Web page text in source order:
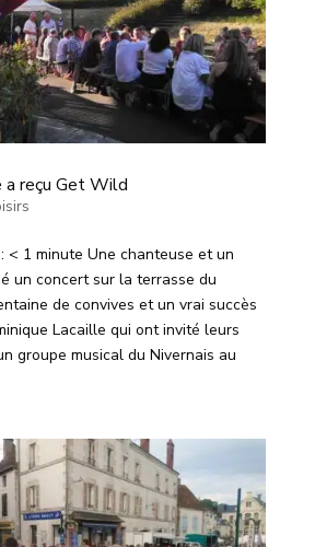
a reçu Get Wild
< 1 minute Une chanteuse et un
un concert sur la terrasse du
de convives et un vrai succès
Lacaille qui ont invité leurs
groupe musical du Nivernais au